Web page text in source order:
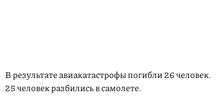
В результате авиакатастрофы погибли 26 человек.
25 человек разбились в самолете.